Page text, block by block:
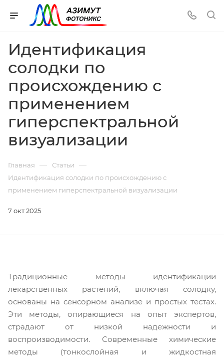
Идентификация
солодки по
происхождению с
применением
гиперспектральной
визуализации
Главная — Статьи —
Идентификация солодки по происхождению с
применением гиперспектральной визуализации
7 окт 2025
Традиционные методы идентификации
лекарственных растений, включая солодку,
основаны на сенсорном анализе и простых тестах.
Эти методы, опирающиеся на опыт экспертов,
страдают от низкой надежности и
воспроизводимости. Современные химические
методы (тонкослойная и жидкостная